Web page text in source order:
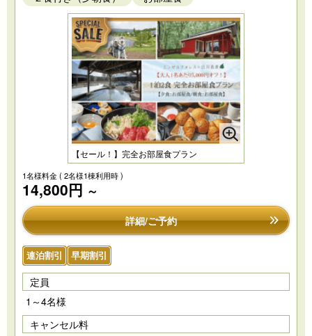
【セール！】完全お部屋食プラン
1名様料金( 2名様1棟利用時 )
14,800円 ～
詳細/ご予約
連泊割引 早期割引
定員
1～4名様
キャンセル料